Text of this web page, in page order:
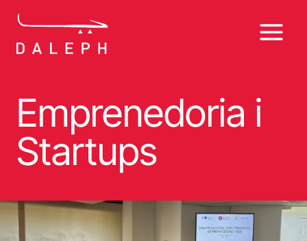
Emprenedoria i
Startups